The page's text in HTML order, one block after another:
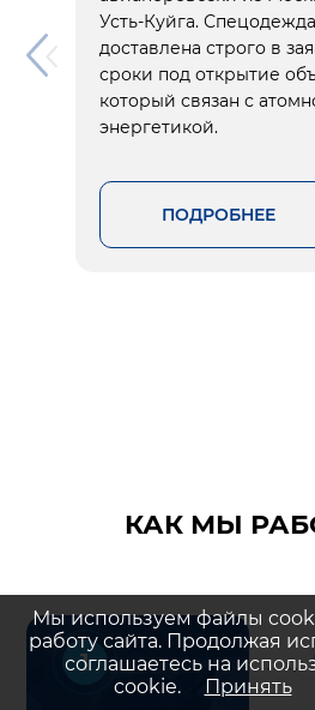
Усть-Куйга.
доставлена строго в
сроки под открытие
который связан с
энергетикой.
ПОДРОБНЕЕ
КАК МЫ
1
Мы используем файлы
работу сайта. Продолжая
соглашаетесь на
cookie.
Принять